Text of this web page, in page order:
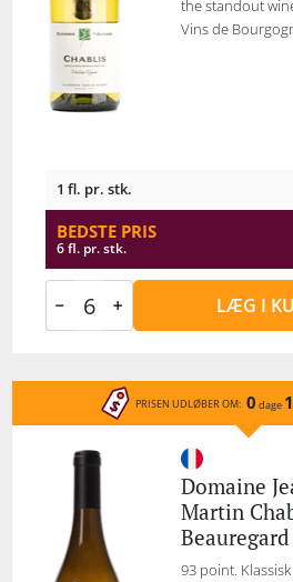
the standout
Vins de
1 fl. pr. stk.
BEDSTE PRIS
6 fl. pr. stk.
LÆG I
PRISEN UDLØBER OM: 0 dage 1
Domaine
Martin
93 point.